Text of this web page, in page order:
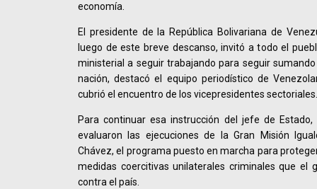
economía.
El presidente de la República Bolivariana de
luego de este breve descanso, invitó a todo el
ministerial a seguir trabajando para seguir
nación, destacó el equipo periodístico de
cubrió el encuentro de los vicepresidentes sectoriales.
Para continuar esa instrucción del jefe de
evaluaron las ejecuciones de la Gran Misión
Chávez, el programa puesto en marcha para
medidas coercitivas unilaterales criminales que el
contra el país.